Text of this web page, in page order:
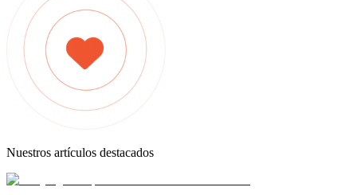
Nuestros artículos destacados